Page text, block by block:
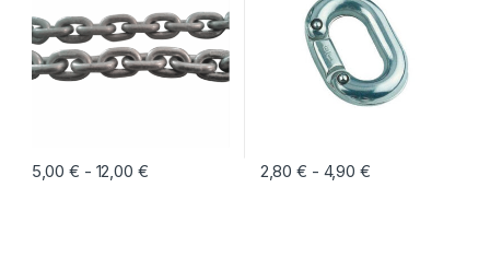
5,00€ - 12,00 €Rango de precios: desde 5,00 € hasta 12,00 €
Este producto tiene múltiples variantes. Las opciones se pueden
2,80€ - 4,90 €Rango de
Este producto tiene múltiples